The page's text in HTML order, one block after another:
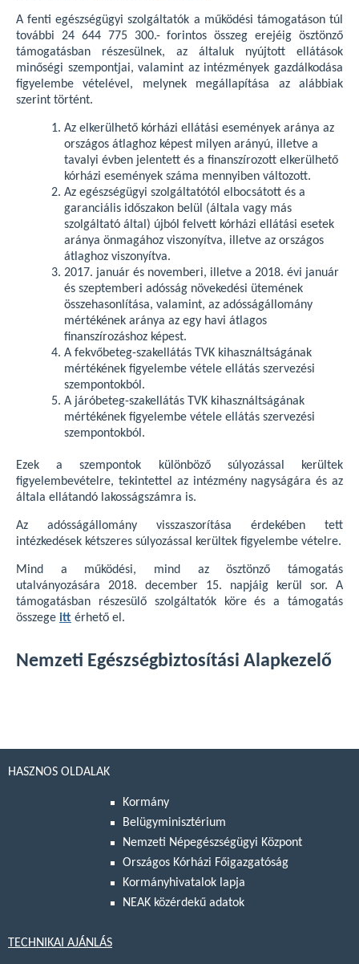
A fenti egészségügyi szolgáltatók a működési támogatáson túl
további 24 644 775 300.- forintos összeg erejéig ösztönző
támogatásban részesülnek, az általuk nyújtott ellátások
minőségi szempontjai, valamint az intézmények gazdálkodása
figyelembe vételével, melynek megállapítása az alábbiak
szerint történt.
Az elkerülhető kórházi ellátási események aránya az
országos átlaghoz képest milyen arányú, illetve a
tavalyi évben jelentett és a finanszírozott elkerülhető
kórházi események száma mennyiben változott.
Az egészségügyi szolgáltatótól elbocsátott és a
garanciális időszakon belül (általa vagy más
szolgáltató által) újból felvett kórházi ellátási esetek
aránya önmagához viszonyítva, illetve az országos
átlaghoz viszonyítva.
2017. január és novemberi, illetve a 2018. évi január
és szeptemberi adósság növekedési ütemének
összehasonlítása, valamint, az adósságállomány
mértékének aránya az egy havi átlagos
finanszírozáshoz képest.
A fekvőbeteg-szakellátás TVK kihasználtságának
mértékének figyelembe vétele ellátás szervezési
szempontokból.
A járóbeteg-szakellátás TVK kihasználtságának
mértékének figyelembe vétele ellátás szervezési
szempontokból.
Ezek a szempontok különböző súlyozással kerültek
figyelembevételre, tekintettel az intézmény nagyságára és az
általa ellátandó lakosságszámra is.
Az adósságállomány visszaszorítása érdekében tett
intézkedések kétszeres súlyozással kerültek figyelembe vételre.
Mind a működési, mind az ösztönző támogatás
utalványozására 2018. december 15. napjáig kerül sor. A
támogatásban részesülő szolgáltatók köre és a támogatás
összege itt érhető el.
Nemzeti Egészségbiztosítási Alapkezelő
HASZNOS OLDALAK
Kormány
Belügyminisztérium
Nemzeti Népegészségügyi Központ
Országos Kórházi Főigazgatóság
Kormányhivatalok lapja
NEAK közérdekű adatok
TECHNIKAI AJÁNLÁS